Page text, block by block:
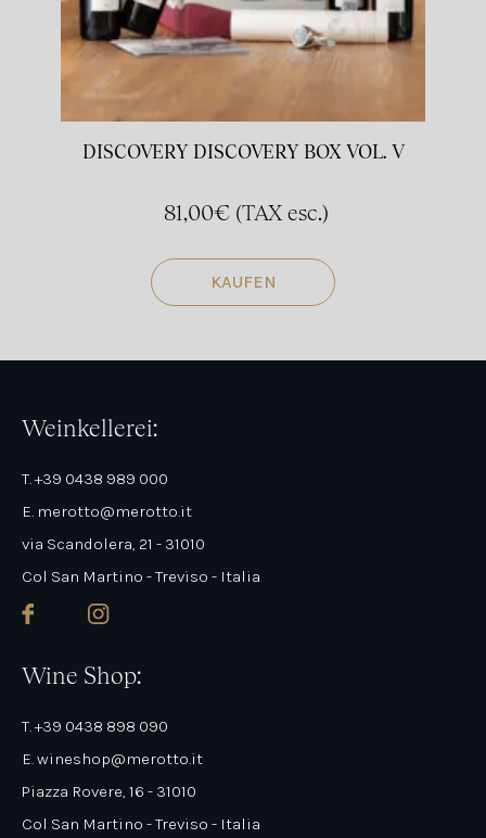
DISCOVERY DISCOVERY BOX VOL. V
81,00€ (TAX esc.)
KAUFEN
Weinkellerei:
T. +39 0438 989 000
E. merotto@merotto.it
via Scandolera, 21 - 31010
Col San Martino - Treviso - Italia
Wine Shop:
T. +39 0438 898 090
E. wineshop@merotto.it
Piazza Rovere, 16 - 31010
Col San Martino - Treviso - Italia